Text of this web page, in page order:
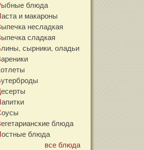
Рыбные блюда
Паста и макароны
Выпечка несладкая
Выпечка сладкая
Блины, сырники, оладьи
Вареники
Котлеты
Бутерброды
Десерты
Напитки
Соусы
Вегетарианские блюда
Постные блюда
все блюда